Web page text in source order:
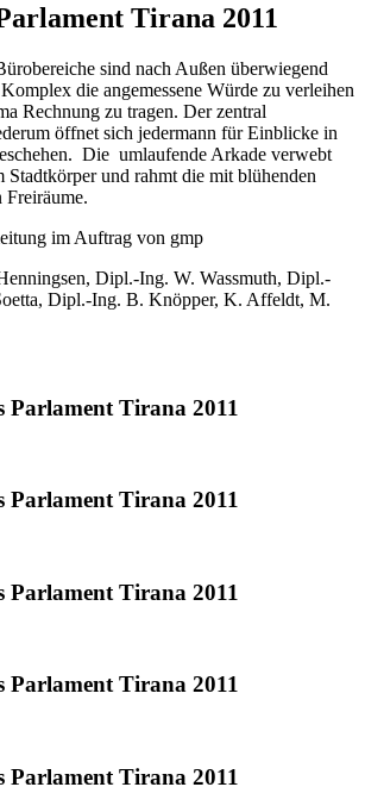
2011
Tirana 2011
sind nach Außen überwiegend
die angemessene Würde zu verleihen
Rechnung zu tragen. Der zentral
öffnet sich jedermann für Einblicke in
Die umlaufende Arkade verwebt
Stadtkörper und rahmt die mit blühenden
Freiräume.
im Auftrag von gmp
Dipl.-Ing. W. Wassmuth, Dipl.-
Dipl.-Ing. B. Knöpper, K. Affeldt, M.
Parlament Tirana 2011
Parlament Tirana 2011
Parlament Tirana 2011
Parlament Tirana 2011
Parlament Tirana 2011